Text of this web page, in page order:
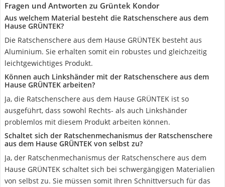
Fragen und Antworten zu Grüntek Kondor
Aus welchem Material besteht die Ratschenschere aus dem
Hause GRÜNTEK?
Die Ratschenschere aus dem Hause GRÜNTEK besteht aus
Aluminium. Sie erhalten somit ein robustes und gleichzeitig
leichtgewichtiges Produkt.
Können auch Linkshänder mit der Ratschenschere aus dem
Hause GRÜNTEK arbeiten?
Ja, die Ratschenschere aus dem Hause GRÜNTEK ist so
ausgeführt, dass sowohl Rechts- als auch Linkshänder
problemlos mit diesem Produkt arbeiten können.
Schaltet sich der Ratschenmechanismus der Ratschenschere
aus dem Hause GRÜNTEK von selbst zu?
Ja, der Ratschenmechanismus der Ratschenschere aus dem
Hause GRÜNTEK schaltet sich bei schwergängigen Materialien
von selbst zu. Sie müssen somit Ihren Schnittversuch für das